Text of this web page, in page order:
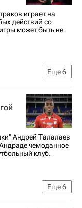
играет на
действий со
может быть не
Еще6
Андрей Талалаев
чемоданное
клуб.
Еще6